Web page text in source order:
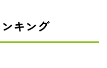
キング